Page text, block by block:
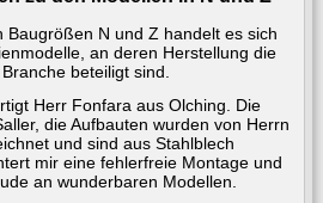
Baugrößen N und Z handelt es sich
an deren Herstellung die
beteiligt sind.
Herr Fonfara aus Olching. Die
die Aufbauten wurden von Herrn
und sind aus Stahlblech
mir eine fehlerfreie Montage und
an wunderbaren Modellen.